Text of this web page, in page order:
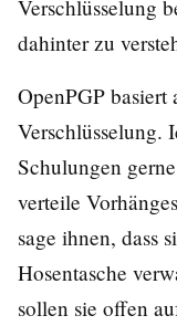
Verschlüsselung
dahinter zu
OpenPGP basiert
Verschlüsselung.
Schulungen
verteile
sage ihnen, dass
Hosentasche
sollen sie offen